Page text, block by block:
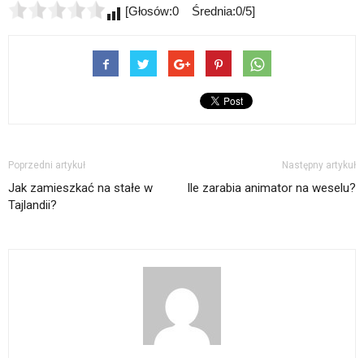
[Głosów:0 Średnia:0/5]
Poprzedni artykuł
Jak zamieszkać na stałe w
Tajlandii?
Następny artykuł
Ile zarabia animator na weselu?